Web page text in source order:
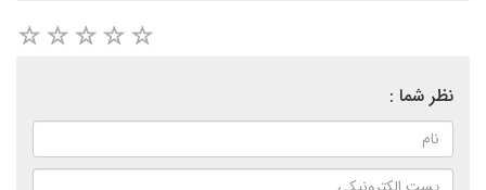
نظر شما :